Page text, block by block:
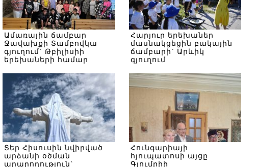
Ամառային ճամբար
Ջավախքի Տամբովկա
գյուղում` Թբիլիսիի
երեխաների համար
Հարյուր երեխաներ
մասնակցեցին բակային
ճամբարի` Արևիկ
գյուղում
Տեր Հիսուսին նվիրված
արձանի օծման
արարողություն`
Հունգարիայի
հյուպատոսի այցը
Գյումրիի